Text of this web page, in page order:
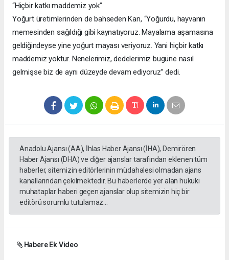
“Hiçbir katkı maddemiz yok”
Yoğurt üretimlerinden de bahseden Kan, “Yoğurdu, hayvanın
memesinden sağıldığı gibi kaynatıyoruz. Mayalama aşamasına
geldiğindeyse yine yoğurt mayası veriyoruz. Yani hiçbir katkı
maddemiz yoktur. Nenelerimiz, dedelerimiz bugüne nasıl
gelmişse biz de aynı düzeyde devam ediyoruz” dedi.
Anadolu Ajansı (AA), İhlas Haber Ajansı (İHA), Demirören
Haber Ajansı (DHA) ve diğer ajanslar tarafından eklenen tüm
haberler, sitemizin editörlerinin müdahalesi olmadan ajans
kanallarından çekilmektedir. Bu haberlerde yer alan hukuki
muhataplar haberi geçen ajanslar olup sitemizin hiç bir
editörü sorumlu tutulamaz...
Habere Ek Video